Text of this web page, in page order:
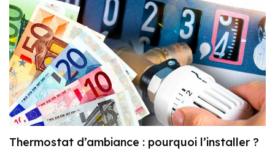
Thermostat d’ambiance : pourquoi l’installer ?